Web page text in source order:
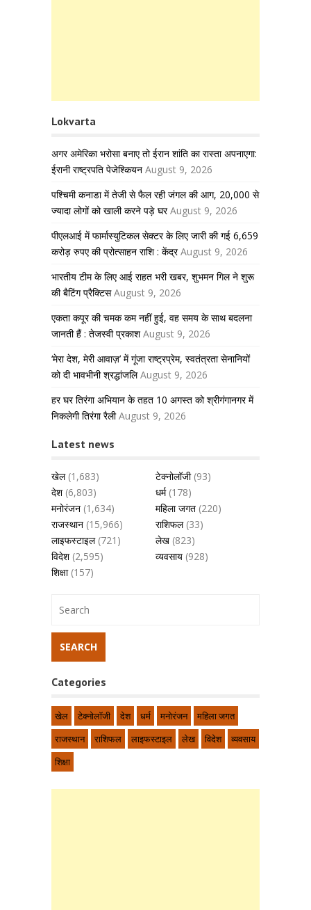
Lokvarta
अगर अमेरिका भरोसा बनाए तो ईरान शांति का रास्ता अपनाएगा:
ईरानी राष्ट्रपति पेजेश्कियन August 9, 2026
पश्चिमी कनाडा में तेजी से फैल रही जंगल की आग, 20,000 से
ज्यादा लोगों को खाली करने पड़े घर August 9, 2026
पीएलआई में फार्मास्युटिकल सेक्टर के लिए जारी की गई 6,659
करोड़ रुपए की प्रोत्साहन राशि : केंद्र August 9, 2026
भारतीय टीम के लिए आई राहत भरी खबर, शुभमन गिल ने शुरू
की बैटिंग प्रैक्टिस August 9, 2026
एकता कपूर की चमक कम नहीं हुई, वह समय के साथ बदलना
जानती हैं : तेजस्वी प्रकाश August 9, 2026
‘मेरा देश, मेरी आवाज़’ में गूंजा राष्ट्रप्रेम, स्वतंत्रता सेनानियों
को दी भावभीनी श्रद्धांजलि August 9, 2026
हर घर तिरंगा अभियान के तहत 10 अगस्त को श्रीगंगानगर में
निकलेगी तिरंगा रैली August 9, 2026
Latest news
खेल(1,683) टेक्नोलॉजी(93)
देश(6,803) धर्म(178)
मनोरंजन (1,634) महिला जगत (220)
राजस्थान (15,966) राशिफल(33)
लाइफस्टाइल(721) लेख (823)
विदेश(2,595) व्यवसाय (928)
शिक्षा(157)
Categories
खेल टेक्नोलॉजी देश धर्म मनोरंजन
महिला जगत
राजस्थान
राशिफल लाइफस्टाइल लेख विदेश
व्यवसाय
शिक्षा